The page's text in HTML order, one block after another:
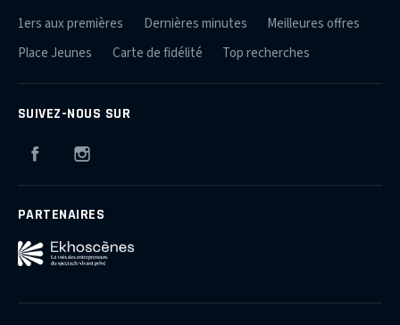
1ers aux premières Dernières minutes
Meilleures offres
Place Jeunes
Carte de fidélité Top recherches
SUIVEZ-NOUS SUR
Facebook
PARTENAIRES